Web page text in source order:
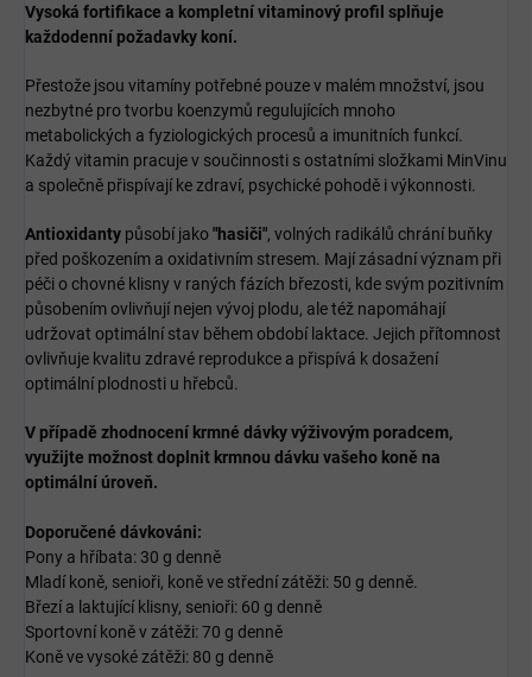
Vysoká fortifikace a kompletní vitaminový profil splňuje
každodenní požadavky koní.
Přestože jsou vitamíny potřebné pouze v malém množství, jsou
nezbytné pro tvorbu koenzymů regulujících mnoho
metabolických a fyziologických procesů a imunitních funkcí.
Každý vitamin pracuje v součinnosti s ostatními složkami MinVinu
a společně přispívají ke zdraví, psychické pohodě i výkonnosti.
Antioxidanty působí jako"hasiči", volných radikálů chrání buňky
před poškozením a oxidativním stresem. Mají zásadní význam při
péči o chovné klisny v raných fázích březosti, kde svým pozitivním
působením ovlivňují nejen vývoj plodu, ale též napomáhají
udržovat optimální stav během období laktace. Jejich přítomnost
ovlivňuje kvalitu zdravé reprodukce a přispívá k dosažení
optimální plodnosti u hřebců.
V případě zhodnocení krmné dávky výživovým poradcem,
využijte možnost doplnit krmnou dávku vašeho koně na
optimální úroveň.
Doporučené dávkováni:
Pony a hříbata: 30 g denně
Mladí koně, senioři, koně ve střední zátěži: 50 g denně.
Březí a laktující klisny, senioři: 60 g denně
Sportovní koně v zátěži: 70 g denně
Koně ve vysoké zátěži: 80 g denně